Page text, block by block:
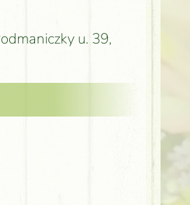
u. 39,